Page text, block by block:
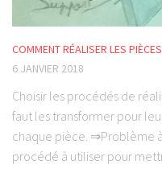
COMMENT RÉALISER LES
6 JANVIER 2018
Choisir les procédés de
faut les transformer pour
chaque pièce. ⇒Problème
procédé à utiliser pour